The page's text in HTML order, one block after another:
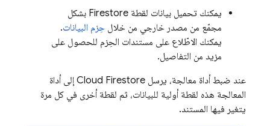
يمكنك تحميل بيانات لقطة Firestore بشكل
مجمّع من مصدر خارجي من خلال حِزم البيانات.
يمكنك الاطّلاع على مستندات الحِزم للحصول على
مزيد من التفاصيل.
عند ضبط أداة معالجة، يرسل Cloud Firestore إلى أداة
المعالجة هذه لقطة أولية للبيانات، ثم لقطة أخرى في كل مرة
يتغير فيها المستند.